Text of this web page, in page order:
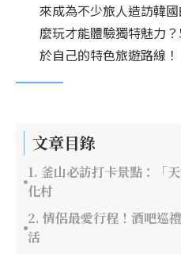
來成為不少旅人造訪韓
麼玩才能體驗獨特魅力
於自己的特色旅遊路線！
文章目錄
1. 釜山必訪打卡景點：「
化村
2. 情侶最愛行程！酒吧巡
活